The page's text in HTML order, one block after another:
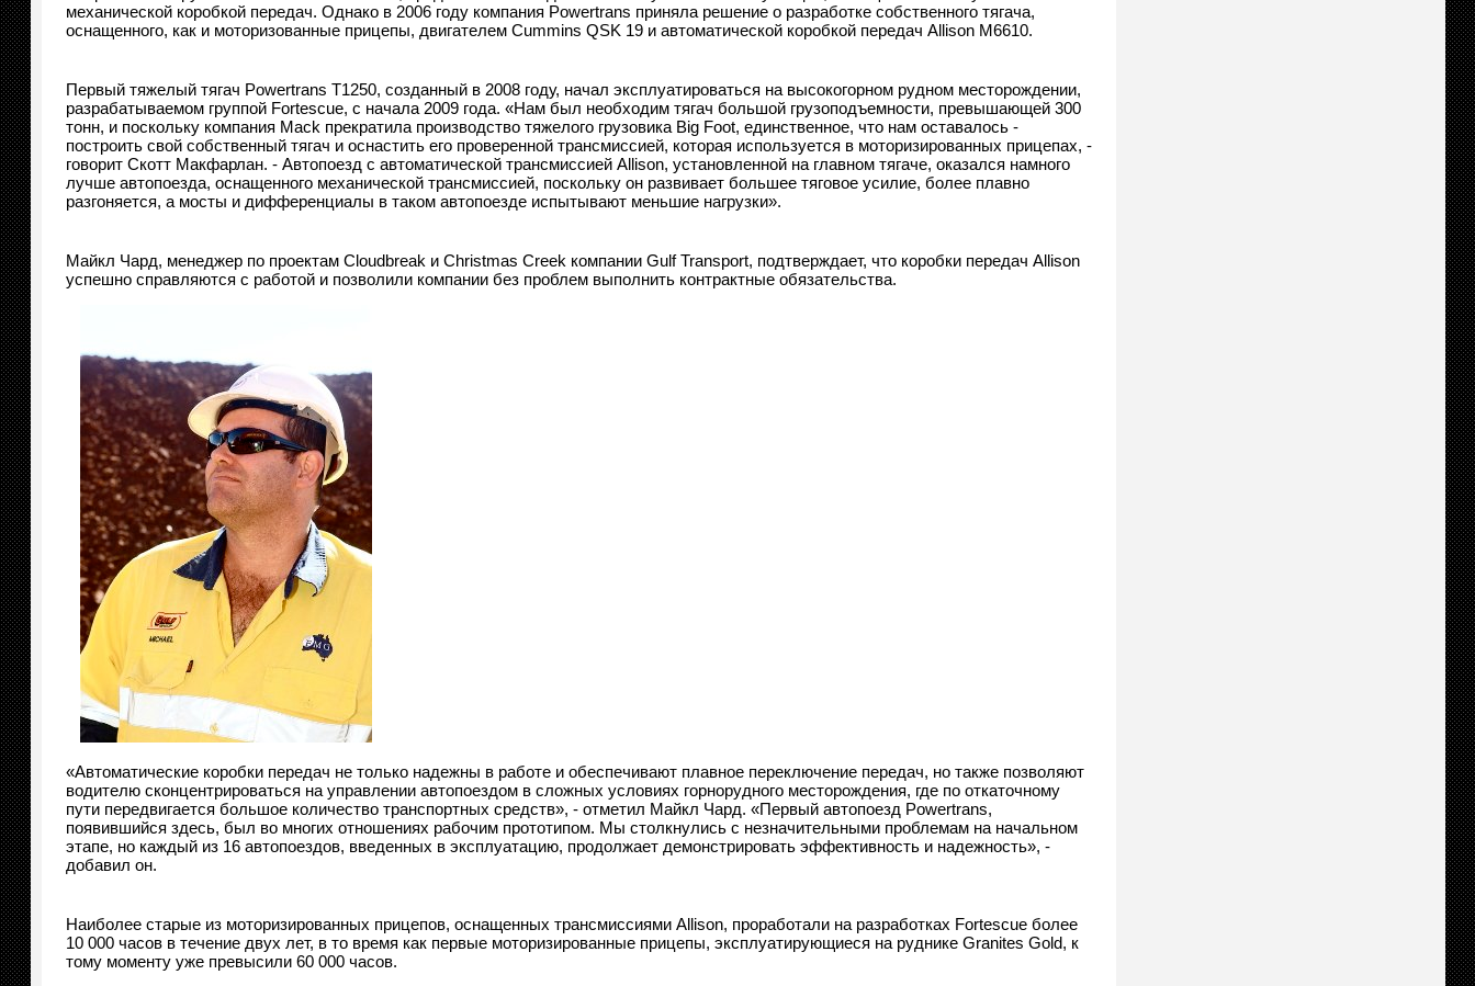
механической коробкой передач. Однако в 2006 году компания Powertrans приняла решение о разработке собственного тягача,
оснащенного, как и моторизованные прицепы, двигателем Cummins QSK 19 и автоматической коробкой передач Allison M6610.
Первый тяжелый тягач Powertrans T1250, созданный в 2008 году, начал эксплуатироваться на высокогорном рудном месторождении,
разрабатываемом группой Fortescue, с начала 2009 года. «Нам был необходим тягач большой грузоподъемности, превышающей 300
тонн, и поскольку компания Mack прекратила производство тяжелого грузовика Big Foot, единственное, что нам оставалось -
построить свой собственный тягач и оснастить его проверенной трансмиссией, которая используется в моторизированных прицепах, -
говорит Скотт Макфарлан. - Автопоезд с автоматической трансмиссией Allison, установленной на главном тягаче, оказался намного
лучше автопоезда, оснащенного механической трансмиссией, поскольку он развивает большее тяговое усилие, более плавно
разгоняется, а мосты и дифференциалы в таком автопоезде испытывают меньшие нагрузки».
Майкл Чард, менеджер по проектам Cloudbreak и Christmas Creek компании Gulf Transport, подтверждает, что коробки передач Allison
успешно справляются с работой и позволили компании без проблем выполнить контрактные обязательства.
«Автоматические коробки передач не только надежны в работе и обеспечивают плавное переключение передач, но также позволяют
водителю сконцентрироваться на управлении автопоездом в сложных условиях горнорудного месторождения, где по откаточному
пути передвигается большое количество транспортных средств», - отметил Майкл Чард. «Первый автопоезд Powertrans,
появившийся здесь, был во многих отношениях рабочим прототипом. Мы столкнулись с незначительными проблемам на начальном
этапе, но каждый из 16 автопоездов, введенных в эксплуатацию, продолжает демонстрировать эффективность и надежность», -
добавил он.
Наиболее старые из моторизированных прицепов, оснащенных трансмиссиями Allison, проработали на разработках Fortescue более
10 000 часов в течение двух лет, в то время как первые моторизированные прицепы, эксплуатирующиеся на руднике Granites Gold, к
тому моменту уже превысили 60 000 часов.